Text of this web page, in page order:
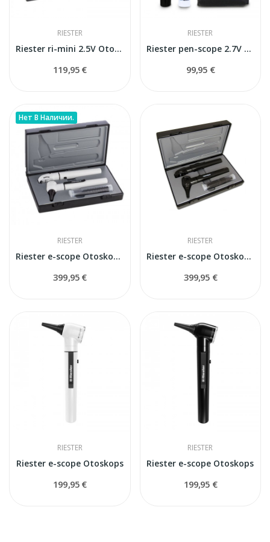
RIESTER
Riester ri-mini 2.5V Otoskops
119,95 €
RIESTER
Riester pen-scope 2.7V Otoskops
99,95 €
Нет В Наличии.
RIESTER
Riester e-scope Otoskops/oftalmoskops LED...
399,95 €
RIESTER
Riester e-scope Otoskops/oftalmoskops LED...
399,95 €
RIESTER
Riester e-scope Otoskops
199,95 €
RIESTER
Riester e-scope Otoskops
199,95 €